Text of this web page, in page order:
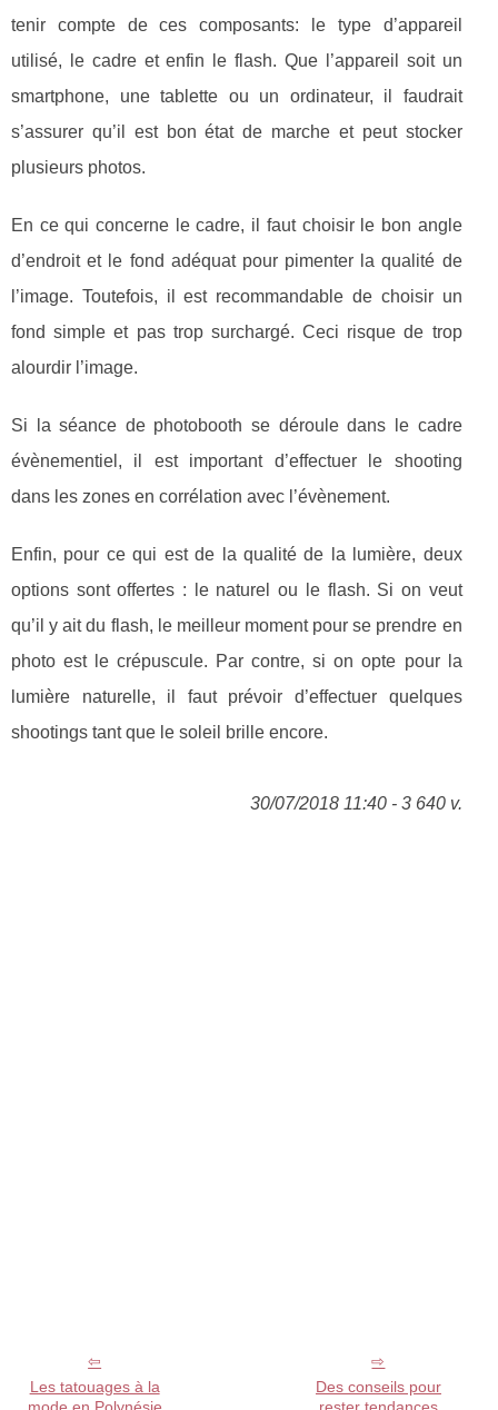
tenir compte de ces composants: le type d’appareil
utilisé, le cadre et enfin le flash. Que l’appareil soit un
smartphone, une tablette ou un ordinateur, il faudrait
s’assurer qu’il est bon état de marche et peut stocker
plusieurs photos.
En ce qui concerne le cadre, il faut choisir le bon angle
d’endroit et le fond adéquat pour pimenter la qualité de
l’image. Toutefois, il est recommandable de choisir un
fond simple et pas trop surchargé. Ceci risque de trop
alourdir l’image.
Si la séance de photobooth se déroule dans le cadre
évènementiel, il est important d’effectuer le shooting
dans les zones en corrélation avec l’évènement.
Enfin, pour ce qui est de la qualité de la lumière, deux
options sont offertes : le naturel ou le flash. Si on veut
qu’il y ait du flash, le meilleur moment pour se prendre en
photo est le crépuscule. Par contre, si on opte pour la
lumière naturelle, il faut prévoir d’effectuer quelques
shootings tant que le soleil brille encore.
30/07/2018 11:40 - 3 640 v.
Les tatouages à la
mode en Polynésie
Des conseils pour
rester tendances